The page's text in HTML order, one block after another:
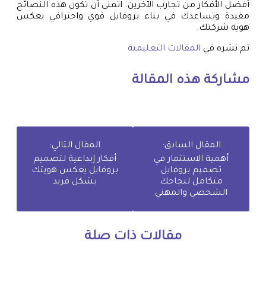
أفضل الأفكار من تجارب الآخرين. اتمنى أن تكون هذه النصائح
مفيدة وتساعدك في بناء بروفايل قوي واحترافي يعكس
هوية شركتك.
تم نشره في المقالات التعليمية
مشاركة هذه المقالة
المقال السابق:
أهمية الاستثمار في
تصميم بروفايل
متكامل لنجاحك
الشخصي والمهني
المقال التالي:
أفكار إبداعية لتصميم
بروفايل يعكس هويتك
بشكل فريد
مقالات ذات صلة